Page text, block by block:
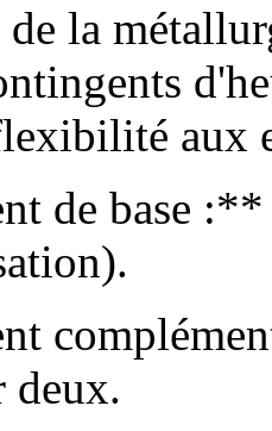
la
aux
de base :**
deux.